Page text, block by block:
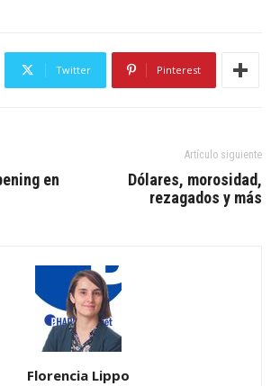
Twitter Pinterest
en
Artículo siguiente
Dólares, morosidad,
rezagados y más
Florencia Lippo